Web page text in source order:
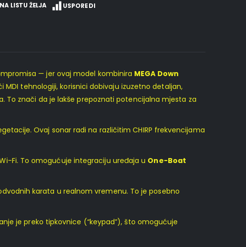
LISTU ŽELJA USPOREDI
— jer ovaj model kombinira MEGA Down
tehnologiji, korisnici dobivaju izuzetno detaljan,
To znači da je lakše prepoznati potencijalna mjesta za
Ovaj sonar radi na različitim CHIRP frekvencijama
Fi. To omogućuje integraciju uređaja u One-Boat
karata u realnom vremenu. To je posebno
je preko tipkovnice (“keypad”), što omogućuje